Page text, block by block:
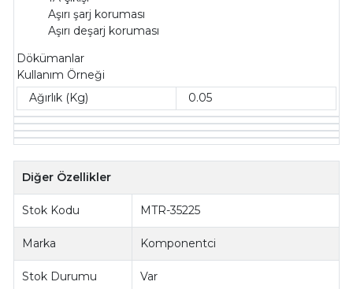
Aşırı şarj koruması
Aşırı deşarj koruması
Dökümanlar
Kullanım Örneği
Ağırlık (Kg)
0.05
Diğer Özellikler
Stok Kodu MTR-35225
Marka Komponentci
Stok Durumu Var